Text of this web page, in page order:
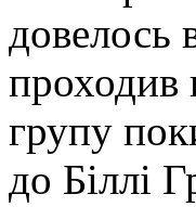
довелось
проходив
групу
до Біллі